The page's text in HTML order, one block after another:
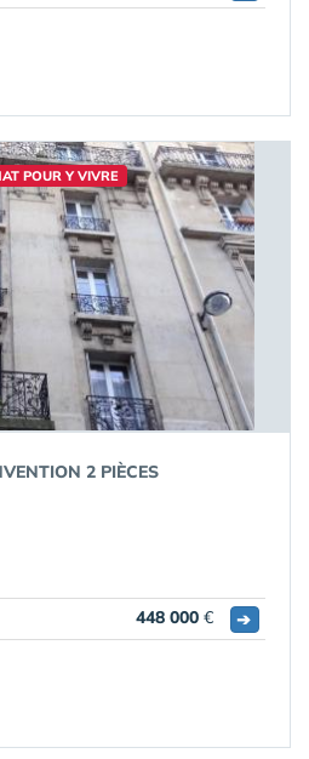
POUR Y VIVRE
2 PIÈCES
448 000 € ➔